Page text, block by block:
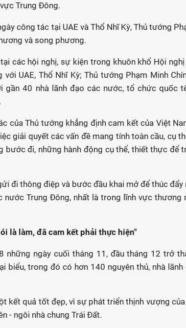
Trung Đông.
công tác tại UAE và Thổ Nhĩ Kỳ, Thủ tướng
và song phương.
các hội nghị, sự kiện trong khuôn khổ Hội nghị
UAE, Thổ Nhĩ Kỳ; Thủ tướng Phạm Minh
gần 40 nhà lãnh đạo các nước, tổ chức quốc
của Thủ tướng khẳng định cam kết của Việt
giải quyết các vấn đề mang tính toàn cầu, cụ
bước đi, những hành động cụ thể, thiết thực để
đi thông điệp và bước đầu khai mở để thúc đẩy
Trung Đông, nhất là trong lĩnh vực thương
là làm, đã cam kết phải thực hiện"
những ngày cuối tháng 11, đầu tháng 12 trở
biểu, trong đó có hơn 140 nguyên thủ, nhà lãnh
kết quả tốt đẹp, vì sự phát triển thịnh vượng của
- ngôi nhà chung Trái Đất.